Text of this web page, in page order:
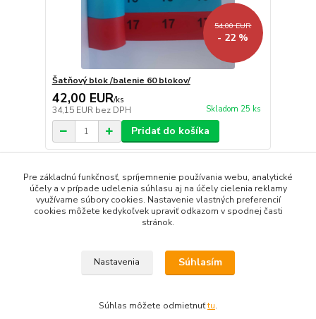
54,00 EUR
- 22 %
Šatňový blok /balenie 60 blokov/
42,00 EUR/ks
34,15 EUR bez DPH Skladom 25 ks
Pridať do košíka
strana z 1
Upravit sběr cookies.
Pre základnú funkčnosť, spríjemnenie používania webu, analytické
účely a v prípade udelenia súhlasu aj na účely cielenia reklamy
využívame súbory cookies. Nastavenie vlastných preferencií
cookies môžete kedykoľvek upraviť odkazom v spodnej časti
stránok.
Nastavenia Súhlasím
Súhlas môžete odmietnuťtu.